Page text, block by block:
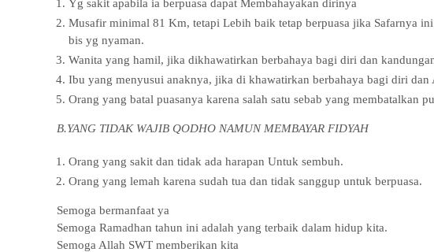
Yg sakit apabila ia berpuasa dapat Membahayakan dirinya
Musafir minimal 81 Km, tetapi Lebih baik tetap berpuasa jika Safarnya
bis yg nyaman.
Wanita yang hamil, jika dikhawatirkan berbahaya bagi diri dan
Ibu yang menyusui anaknya, jika di khawatirkan berbahaya bagi diri dan
Orang yang batal puasanya karena salah satu sebab yang membatalkan
B.YANG TIDAK WAJIB QODHO NAMUN MEMBAYAR FIDYAH
Orang yang sakit dan tidak ada harapan Untuk sembuh.
Orang yang lemah karena sudah tua dan tidak sanggup untuk berpuasa.
Semoga bermanfaat ya
Semoga Ramadhan tahun ini adalah yang terbaik dalam hidup kita.
Semoga Allah SWT memberikan kita